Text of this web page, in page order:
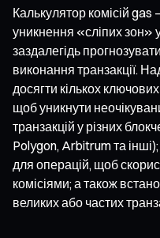
Калькулятор комісій
уникнення «сліпих зон»
заздалегідь
виконання транзакції.
досягти кількох
щоб уникнути
транзакцій у різних
Polygon, Arbitrum та
для операцій, щоб
комісіями; а також
великих або частих